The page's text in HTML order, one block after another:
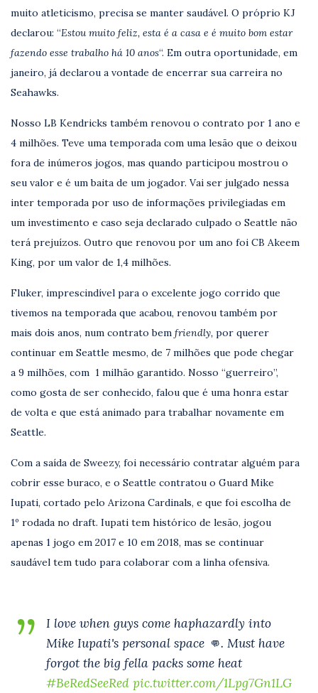
muito atleticismo, precisa se manter saudável. O próprio KJ
declarou: “Estou muito feliz, esta é a casa e é muito bom estar
fazendo esse trabalho há 10 anos“. Em outra oportunidade, em
janeiro, já declarou a vontade de encerrar sua carreira no
Seahawks.
Nosso LB Kendricks também renovou o contrato por 1 ano e
4 milhões. Teve uma temporada com uma lesão que o deixou
fora de inúmeros jogos, mas quando participou mostrou o
seu valor e é um baita de um jogador. Vai ser julgado nessa
inter temporada por uso de informações privilegiadas em
um investimento e caso seja declarado culpado o Seattle não
terá prejuízos. Outro que renovou por um ano foi CB Akeem
King, por um valor de 1,4 milhões.
Fluker, imprescindível para o excelente jogo corrido que
tivemos na temporada que acabou, renovou também por
mais dois anos, num contrato bem friendly, por querer
continuar em Seattle mesmo, de 7 milhões que pode chegar
a 9 milhões, com 1 milhão garantido. Nosso “guerreiro”,
como gosta de ser conhecido, falou que é uma honra estar
de volta e que está animado para trabalhar novamente em
Seattle.
Com a saída de Sweezy, foi necessário contratar alguém para
cobrir esse buraco, e o Seattle contratou o Guard Mike
Iupati, cortado pelo Arizona Cardinals, e que foi escolha de
1º rodada no draft. Iupati tem histórico de lesão, jogou
apenas 1 jogo em 2017 e 10 em 2018, mas se continuar
saudável tem tudo para colaborar com a linha ofensiva.
I love when guys come haphazardly into
Mike Iupati's personal space 👊. Must have
forgot the big fella packs some heat
#BeRedSeeRed pic.twitter.com/1Lpg7Gn1LG